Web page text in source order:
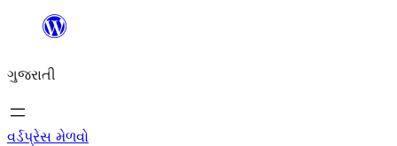
કંટેન્ટ(લખાણ)
જાઓ
ગુજરાતી
વર્ડપ્રેસ મેળવો